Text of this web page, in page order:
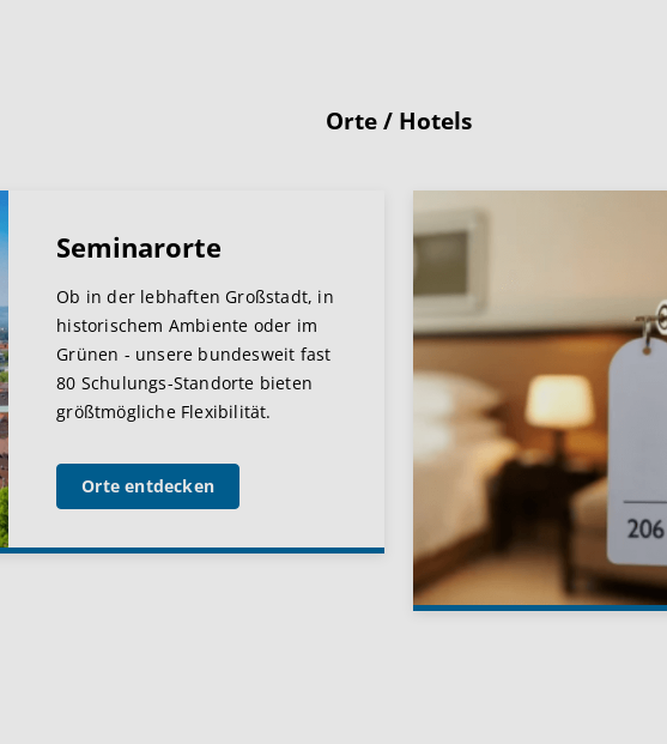
Orte / Hotels
Seminarorte
Ob in der lebhaften Großstadt, in
historischem Ambiente oder im
Grünen - unsere bundesweit fast
80 Schulungs-Standorte bieten
größtmögliche Flexibilität.
Orte entdecken